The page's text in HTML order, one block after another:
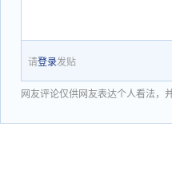
请登录发贴
网友评论仅供网友表达个人看法，